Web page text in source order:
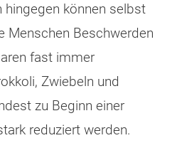
hingegen können selbst
Menschen Beschwerden
fast immer
Zwiebeln und
zu Beginn einer
reduziert werden.